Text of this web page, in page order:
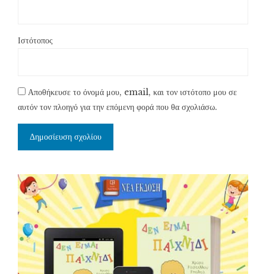
Ιστότοπος
Αποθήκευσε το όνομά μου, email, και τον ιστότοπο μου σε
αυτόν τον πλοηγό για την επόμενη φορά που θα σχολιάσω.